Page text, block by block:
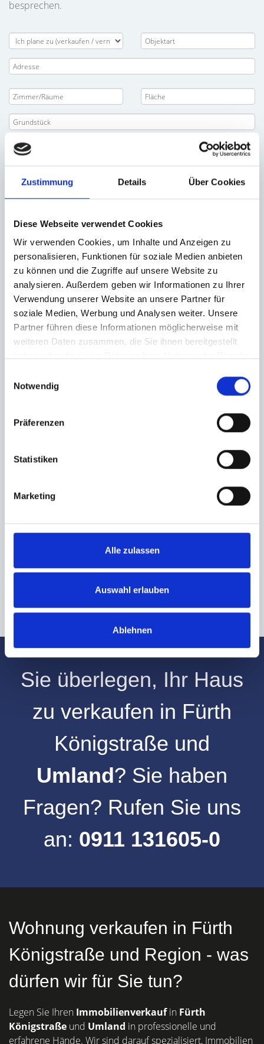
Zustimmung Details Über Cookies
Diese Webseite verwendet Cookies
Wir verwenden Cookies, um Inhalte und Anzeigen zu
personalisieren, Funktionen für soziale Medien anbieten
zu können und die Zugriffe auf unsere Website zu
analysieren. Außerdem geben wir Informationen zu Ihrer
Verwendung unserer Website an unsere Partner für
soziale Medien, Werbung und Analysen weiter. Unsere
Partner führen diese Informationen möglicherweise mit
weiteren Daten zusammen, die Sie ihnen bereitgestellt
Notwendig
Präferenzen
Statistiken
Marketing
Alle zulassen
Auswahl erlauben
Ablehnen
besprechen.
Ich habe die
zur Kenntnis genommen. Ich stimme
zu, dass meine Angaben und Daten zur Beantwortung meiner Anfrage
Hinweis: Sie können Ihre Einwilligung jederzeit für die Zukunft per E-Mail
an info@hegerich-immobilien.de widerrufen. *
Absenden
Sie überlegen, Ihr Haus
zu verkaufen in Fürth
Königstraße und
Umland? Sie haben
Fragen? Rufen Sie uns
an: 0911 131605-0
Wohnung verkaufen in Fürth
Königstraße und Region - was
dürfen wir für Sie tun?
Legen Sie Ihren Immobilienverkaufin Fürth
Königstraße und Umland in professionelle und
erfahrene Hände. Wir sind darauf spezialisiert, Immobilien